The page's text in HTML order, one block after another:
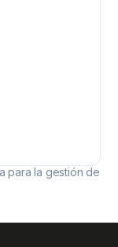
para la gestión de